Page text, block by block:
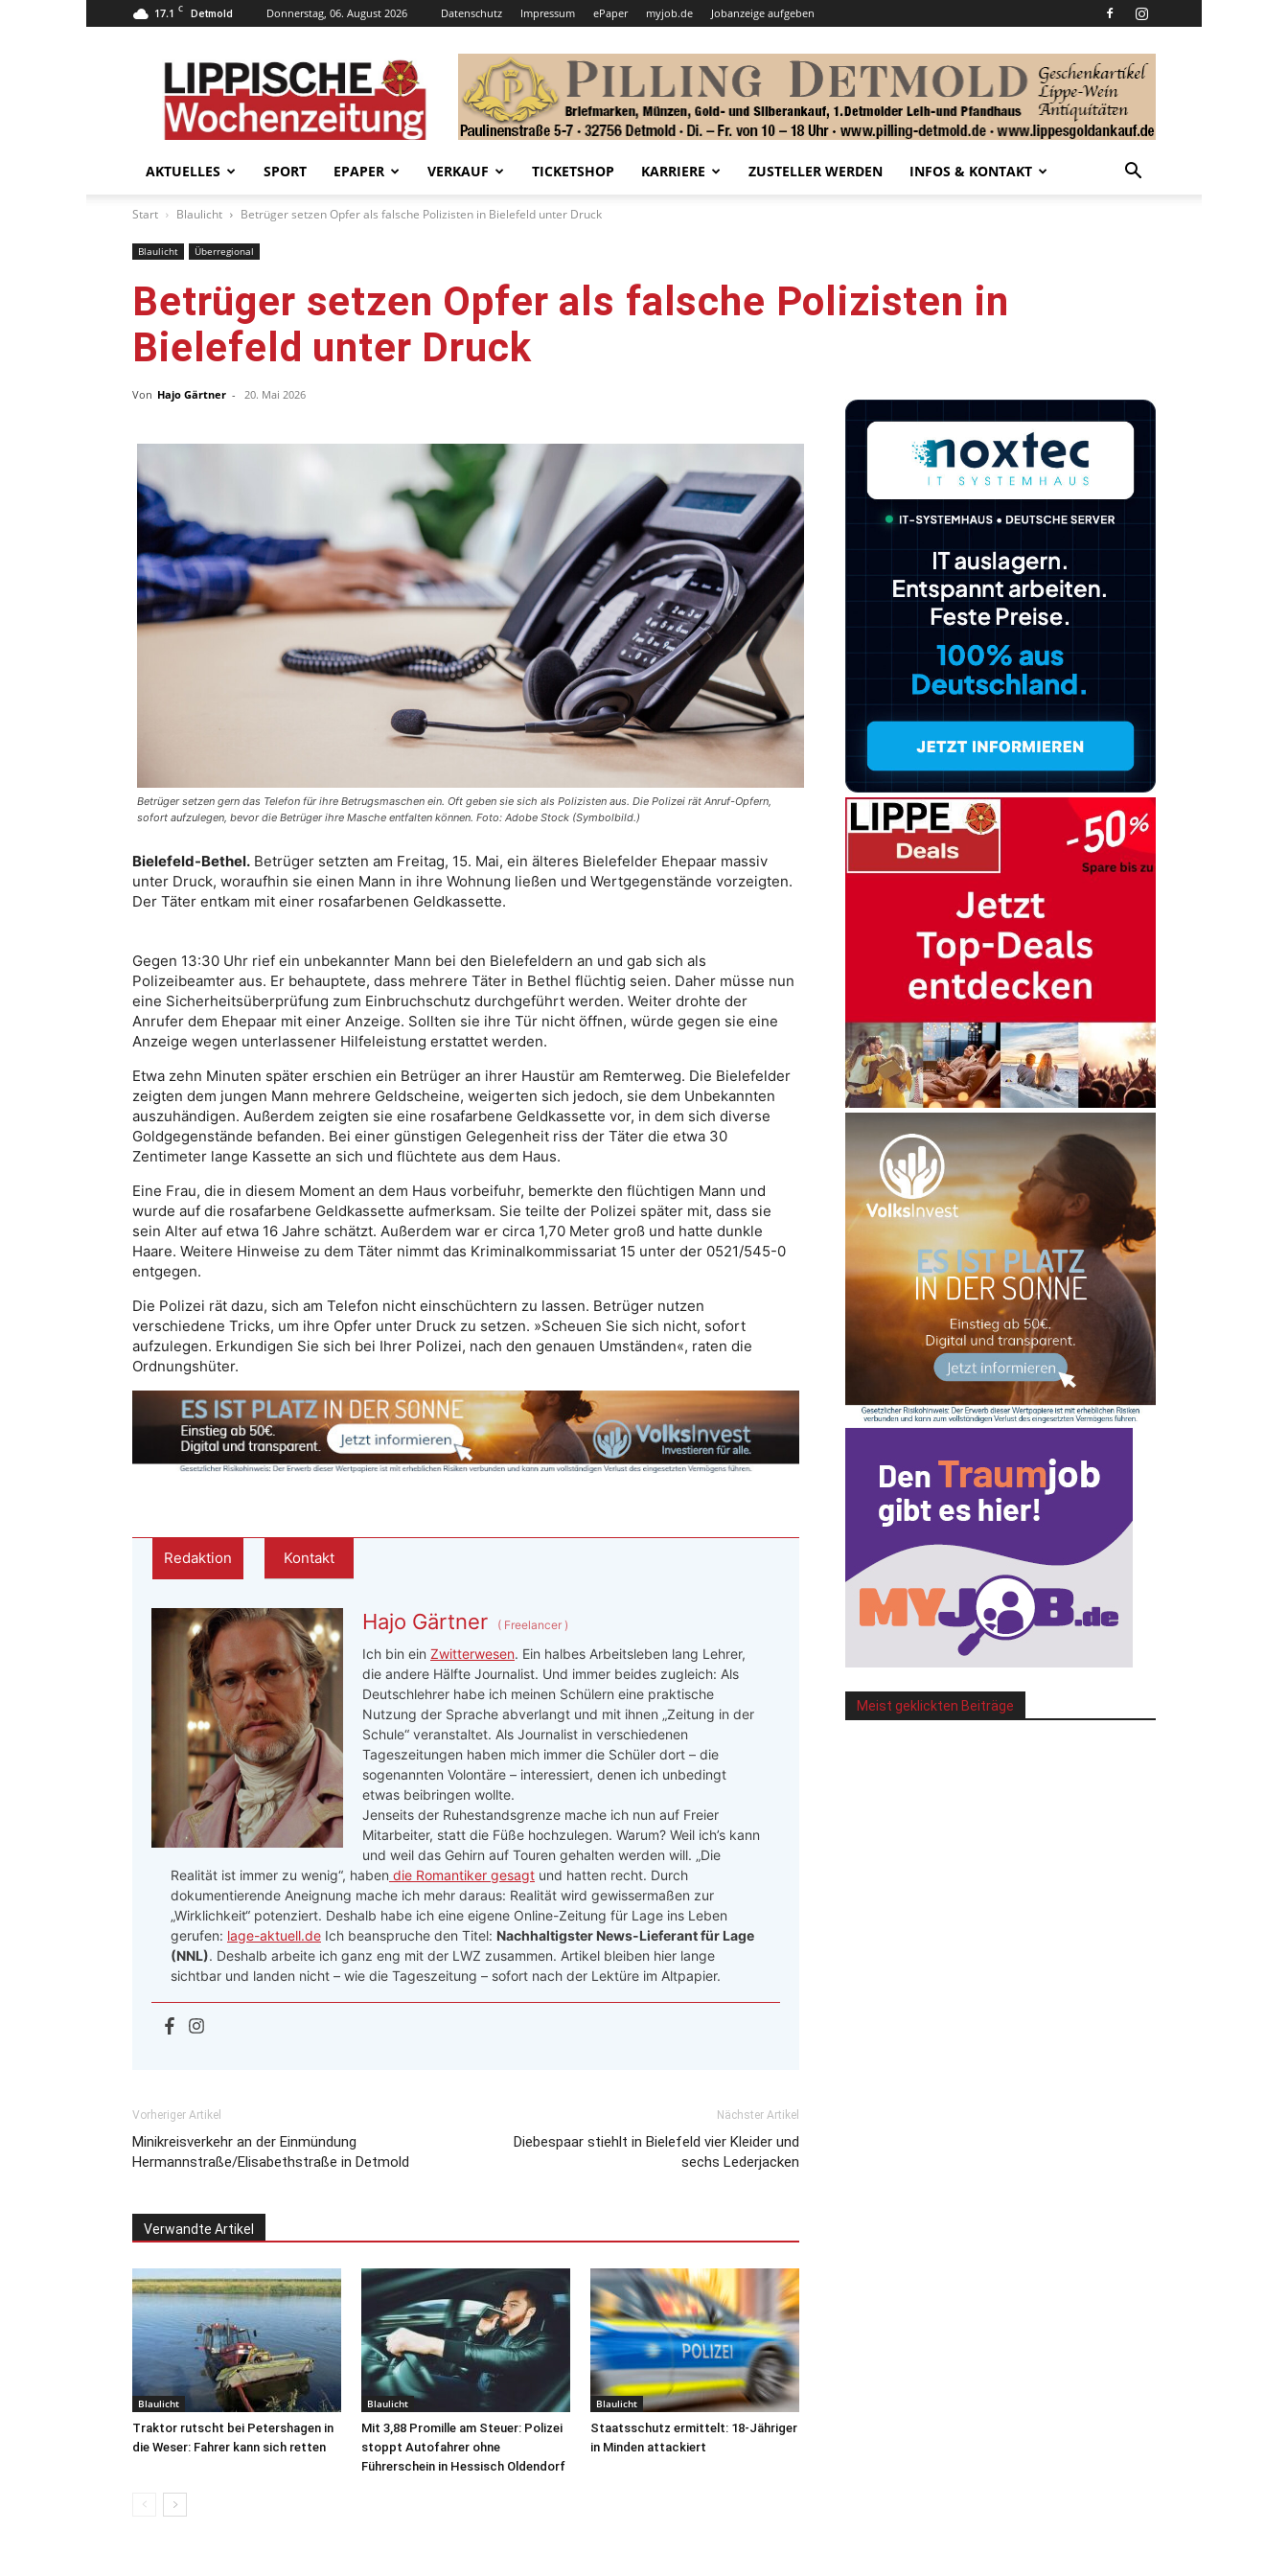
17.1 C Detmold Donnerstag, 06. August 2026 Datenschutz Impressum ePaper myjob.de Jobanzeige aufgeben
Lippische
Wochenzeitung
–
LWZ24.de
AKTUELLES SPORT EPAPER VERKAUF TICKETSHOP KARRIERE ZUSTELLER WERDEN INFOS & KONTAKT
Start Blaulicht Betrüger setzen Opfer als falsche Polizisten in Bielefeld unter Druck
Blaulicht Überregional
Betrüger setzen Opfer als falsche Polizisten in
Bielefeld unter Druck
Von Hajo Gärtner - 20. Mai 2026
Betrüger setzen gern das Telefon für ihre Betrugsmaschen ein. Oft geben sie sich als Polizisten aus. Die Polizei rät Anruf-Opfern,
sofort aufzulegen, bevor die Betrüger ihre Masche entfalten können. Foto: Adobe Stock (Symbolbild.)
Bielefeld-Bethel. Betrüger setzten am Freitag, 15. Mai, ein älteres Bielefelder Ehepaar massiv
unter Druck, woraufhin sie einen Mann in ihre Wohnung ließen und Wertgegenstände vorzeigten.
Der Täter entkam mit einer rosafarbenen Geldkassette.
Gegen 13:30 Uhr rief ein unbekannter Mann bei den Bielefeldern an und gab sich als
Polizeibeamter aus. Er behauptete, dass mehrere Täter in Bethel flüchtig seien. Daher müsse nun
eine Sicherheitsüberprüfung zum Einbruchschutz durchgeführt werden. Weiter drohte der
Anrufer dem Ehepaar mit einer Anzeige. Sollten sie ihre Tür nicht öffnen, würde gegen sie eine
Anzeige wegen unterlassener Hilfeleistung erstattet werden.
Etwa zehn Minuten später erschien ein Betrüger an ihrer Haustür am Remterweg. Die Bielefelder
zeigten dem jungen Mann mehrere Geldscheine, weigerten sich jedoch, sie dem Unbekannten
auszuhändigen. Außerdem zeigten sie eine rosafarbene Geldkassette vor, in dem sich diverse
Goldgegenstände befanden. Bei einer günstigen Gelegenheit riss der Täter die etwa 30
Zentimeter lange Kassette an sich und flüchtete aus dem Haus.
Eine Frau, die in diesem Moment an dem Haus vorbeifuhr, bemerkte den flüchtigen Mann und
wurde auf die rosafarbene Geldkassette aufmerksam. Sie teilte der Polizei später mit, dass sie
sein Alter auf etwa 16 Jahre schätzt. Außerdem war er circa 1,70 Meter groß und hatte dunkle
Haare. Weitere Hinweise zu dem Täter nimmt das Kriminalkommissariat 15 unter der 0521/545-0
entgegen.
Die Polizei rät dazu, sich am Telefon nicht einschüchtern zu lassen. Betrüger nutzen
verschiedene Tricks, um ihre Opfer unter Druck zu setzen. »Scheuen Sie sich nicht, sofort
aufzulegen. Erkundigen Sie sich bei Ihrer Polizei, nach den genauen Umständen«, raten die
Ordnungshüter.
Redaktion Kontakt
Hajo Gärtner ( Freelancer )
Ich bin ein Zwitterwesen. Ein halbes Arbeitsleben lang Lehrer,
die andere Hälfte Journalist. Und immer beides zugleich: Als
Deutschlehrer habe ich meinen Schülern eine praktische
Nutzung der Sprache abverlangt und mit ihnen „Zeitung in der
Schule“ veranstaltet. Als Journalist in verschiedenen
Tageszeitungen haben mich immer die Schüler dort – die
sogenannten Volontäre – interessiert, denen ich unbedingt
etwas beibringen wollte.
Jenseits der Ruhestandsgrenze mache ich nun auf Freier
Mitarbeiter, statt die Füße hochzulegen. Warum? Weil ich’s kann
und weil das Gehirn auf Touren gehalten werden will. „Die
Realität ist immer zu wenig“, haben die Romantiker gesagt und hatten recht. Durch
dokumentierende Aneignung mache ich mehr daraus: Realität wird gewissermaßen zur
„Wirklichkeit“ potenziert. Deshalb habe ich eine eigene Online-Zeitung für Lage ins Leben
gerufen: lage-aktuell.de Ich beanspruche den Titel: Nachhaltigster News-Lieferant für Lage
(NNL). Deshalb arbeite ich ganz eng mit der LWZ zusammen. Artikel bleiben hier lange
sichtbar und landen nicht – wie die Tageszeitung – sofort nach der Lektüre im Altpapier.
Vorheriger Artikel
Minikreisverkehr an der Einmündung
Hermannstraße/Elisabethstraße in Detmold
Nächster Artikel
Diebespaar stiehlt in Bielefeld vier Kleider und
sechs Lederjacken
Verwandte Artikel
Blaulicht
Traktor rutscht bei Petershagen in
die Weser: Fahrer kann sich retten
Blaulicht
Mit 3,88 Promille am Steuer: Polizei
stoppt Autofahrer ohne
Führerschein in Hessisch Oldendorf
Blaulicht
Staatsschutz ermittelt: 18-Jähriger
in Minden attackiert
Meist geklickten Beiträge